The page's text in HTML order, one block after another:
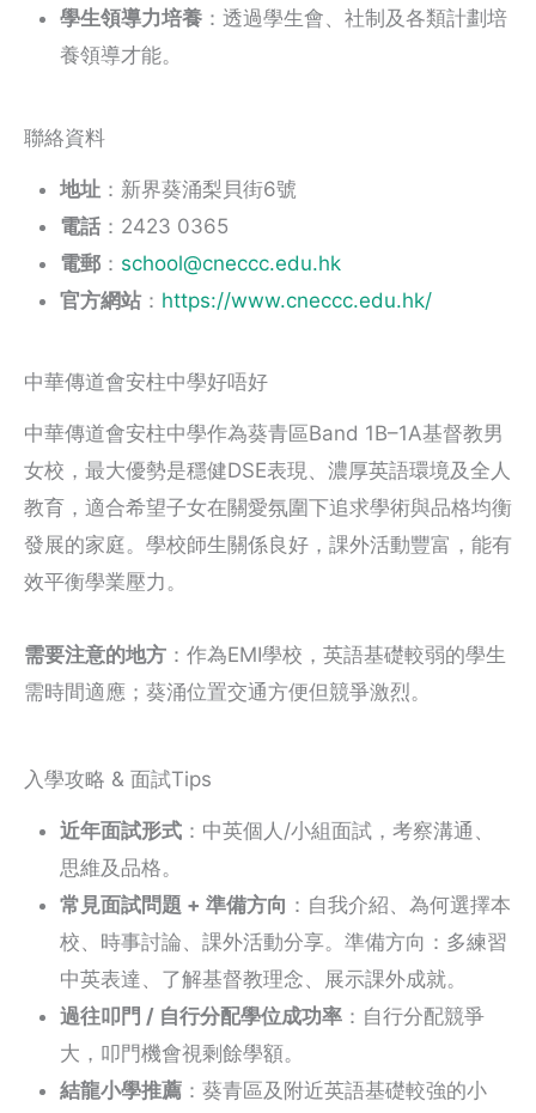
學生領導力培養 ：透過學生會、社制及各類計劃培
養領導才能。
聯絡資料
地址 ：新界葵涌梨貝街6號
電話 ：2423 0365
電郵 ： school@cneccc.edu.hk
官方網站 ： https://www.cneccc.edu.hk/
中華傳道會安柱中學好唔好
中華傳道會安柱中學作為葵青區Band 1B–1A基督教男
女校，最大優勢是穩健DSE表現、濃厚英語環境及全人
教育，適合希望子女在關愛氛圍下追求學術與品格均衡
發展的家庭。學校師生關係良好，課外活動豐富，能有
效平衡學業壓力。
需要注意的地方 ：作為EMI學校，英語基礎較弱的學生
需時間適應；葵涌位置交通方便但競爭激烈。
入學攻略 & 面試Tips
近年面試形式 ：中英個人/小組面試，考察溝通、
思維及品格。
常見面試問題 + 準備方向 ：自我介紹、為何選擇本
校、時事討論、課外活動分享。準備方向：多練習
中英表達、了解基督教理念、展示課外成就。
過往叩門 / 自行分配學位成功率 ：自行分配競爭
大，叩門機會視剩餘學額。
結龍小學推薦 ：葵青區及附近英語基礎較強的小